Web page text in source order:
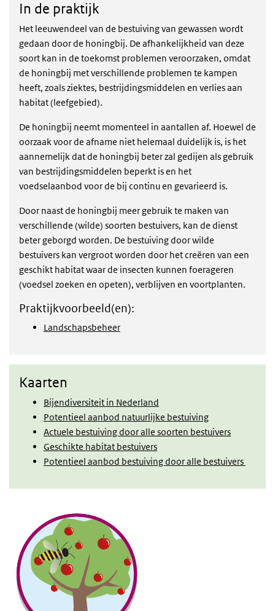
In de praktijk
Het leeuwendeel van de bestuiving van gewassen wordt
gedaan door de honingbij. De afhankelijkheid van deze
soort kan in de toekomst problemen veroorzaken, omdat
de honingbij met verschillende problemen te kampen
heeft, zoals ziektes, bestrijdingsmiddelen en verlies aan
habitat (leefgebied).
De honingbij neemt momenteel in aantallen af. Hoewel de
oorzaak voor de afname niet helemaal duidelijk is, is het
aannemelijk dat de honingbij beter zal gedijen als gebruik
van bestrijdingsmiddelen beperkt is en het
voedselaanbod voor de bij continu en gevarieerd is.
Door naast de honingbij meer gebruik te maken van
verschillende (wilde) soorten bestuivers, kan de dienst
beter geborgd worden. De bestuiving door wilde
bestuivers kan vergroot worden door het creëren van een
geschikt habitat waar de insecten kunnen foerageren
(voedsel zoeken en opeten), verblijven en voortplanten.
Praktijkvoorbeeld(en):
Landschapsbeheer
Kaarten
Bijendiversiteit in Nederland
Potentieel aanbod natuurlijke bestuiving
Actuele bestuiving door alle soorten bestuivers
Geschikte habitat bestuivers
Potentieel aanbod bestuiving door alle bestuivers